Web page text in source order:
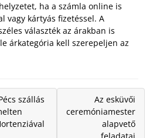
ha a számla online is
vagy kártyás fizetéssel. A
választék az árakban is
árkategória kell szerepeljen az
szállás
Az esküvői
ceremóniamester
alapvető